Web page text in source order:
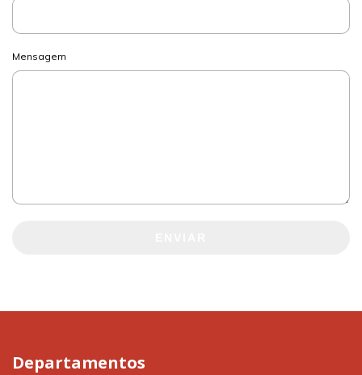
Mensagem
Departamentos